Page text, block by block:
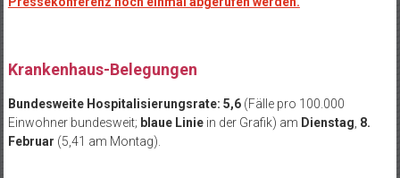
Krankenhaus-Belegungen
Bundesweite Hospitalisierungsrate: 5,6 (Fälle pro 100.000
Einwohner bundesweit; blaue Liniein der Grafik) am Dienstag 8.
Februar (5,41 am Montag).